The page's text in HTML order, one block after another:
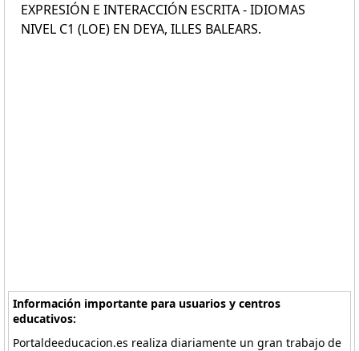
EXPRESIÓN E INTERACCIÓN ESCRITA - IDIOMAS
NIVEL C1 (LOE) EN DEYA, ILLES BALEARS.
Información importante para usuarios y centros
educativos:
Portaldeeducacion.es realiza diariamente un gran trabajo de